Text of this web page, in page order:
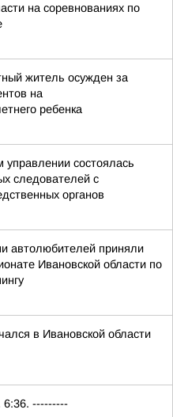
на соревнованиях по
житель осужден за
на
ребенка
управлении состоялась
следователей с
органов
автолюбителей приняли
Ивановской области по
в Ивановской области
6:36. ---------